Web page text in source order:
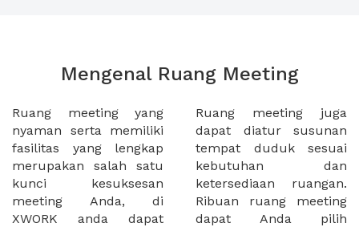
Mengenal Ruang Meeting
Ruang meeting yang
nyaman serta memiliki
fasilitas yang lengkap
merupakan salah satu
kunci kesuksesan
meeting Anda, di
XWORK anda dapat
Ruang meeting juga
dapat diatur susunan
tempat duduk sesuai
kebutuhan dan
ketersediaan ruangan.
Ribuan ruang meeting
dapat Anda pilih